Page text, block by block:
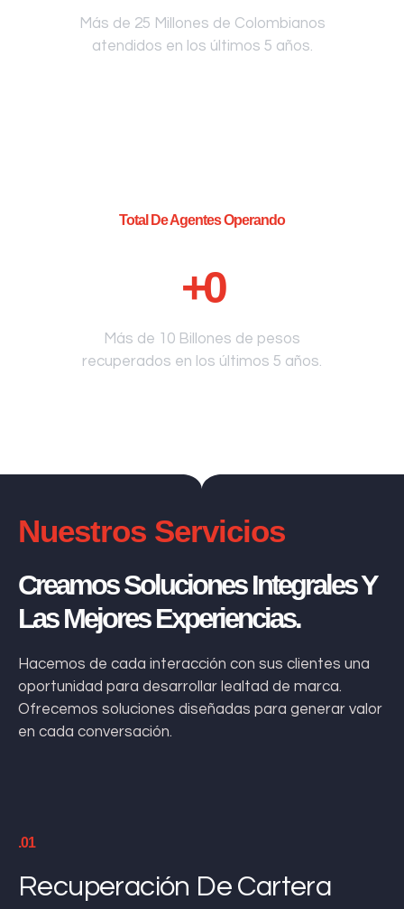
Más de 25 Millones de Colombianos
atendidos en los últimos 5 años.
Total De Agentes Operando
+0
Más de 10 Billones de pesos
recuperados en los últimos 5 años.
Nuestros Servicios
Creamos Soluciones Integrales Y
Las Mejores Experiencias.
Hacemos de cada interacción con sus clientes una
oportunidad para desarrollar lealtad de marca.
Ofrecemos soluciones diseñadas para generar valor
en cada conversación.
.01
Recuperación De Cartera